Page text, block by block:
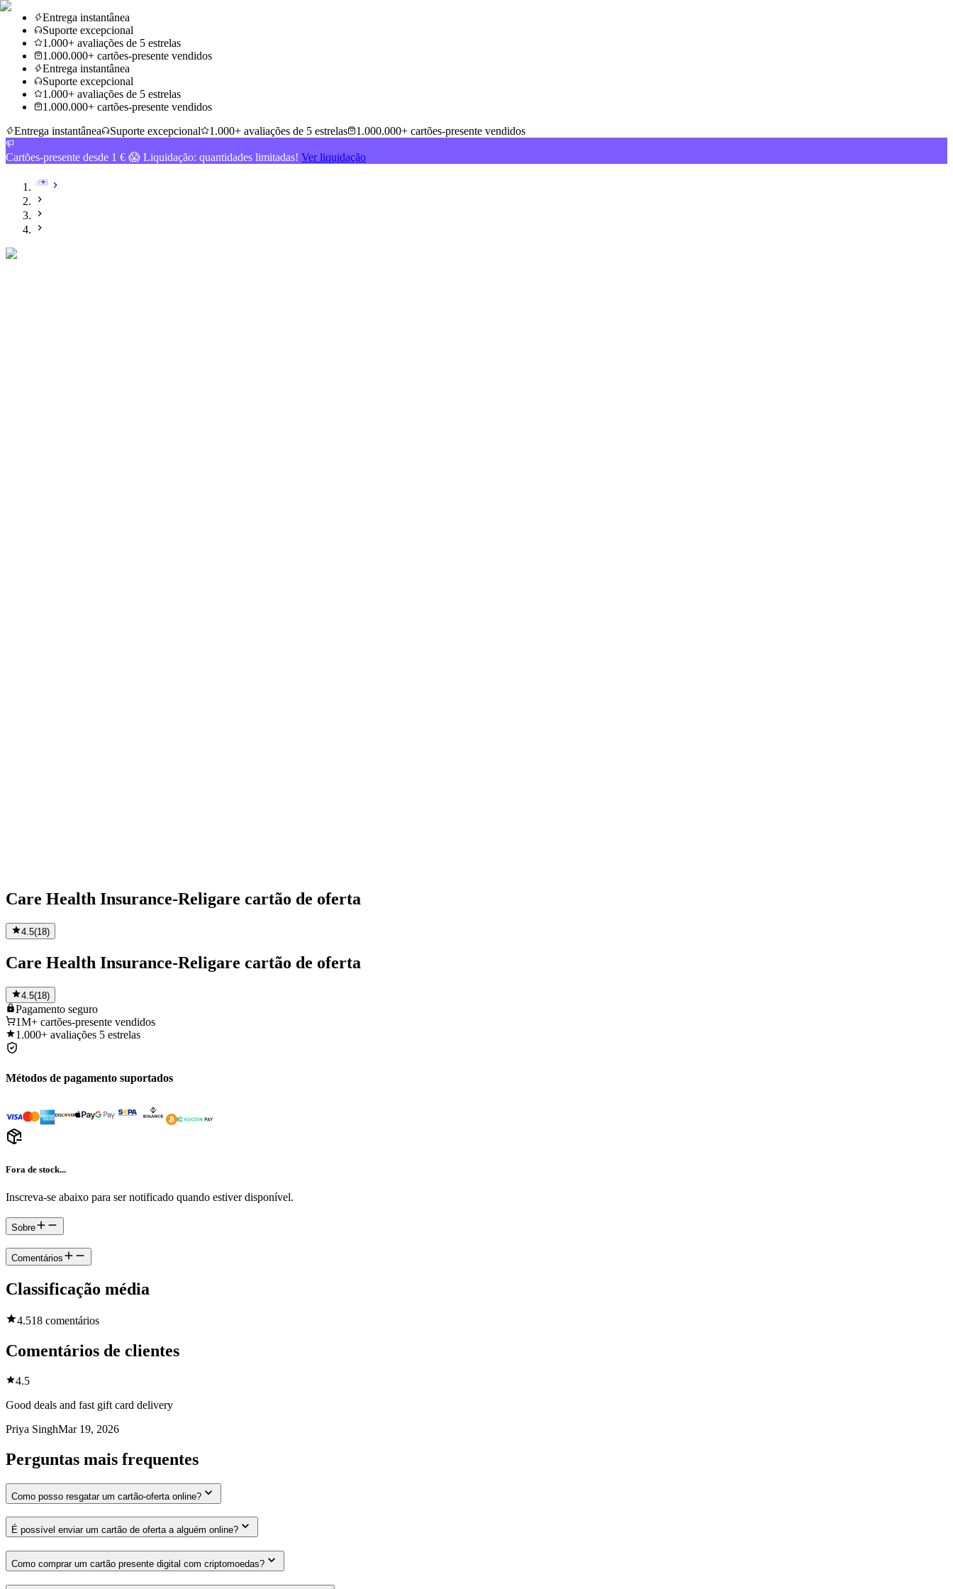
Entrega instantânea
Suporte excepcional
1.000+ avaliações de 5 estrelas
1.000.000+ cartões-presente vendidos
Entrega instantânea
Suporte excepcional
1.000+ avaliações de 5 estrelas
1.000.000+ cartões-presente vendidos
Entrega instantânea
Suporte excepcional 1.000+ avaliações de 5 estrelas 1.000.000+ cartões-presente vendidos
Cartões-presente desde 1 € 😱 Liquidação: quantidades limitadas! Ver liquidação
Care Health Insurance-Religare cartão de oferta
4.5(18)
Care Health Insurance-Religare cartão de oferta
4.5(18)
Pagamento seguro
1M+ cartões-presente vendidos
1.000+ avaliações 5 estrelas
Métodos de pagamento suportados
Fora de stock...
Inscreva-se abaixo para ser notificado quando estiver disponível.
Sobre
Comentários
Classificação média
4.518 comentários
Comentários de clientes
4.5
Good deals and fast gift card delivery
Priya SinghMar 19, 2026
Perguntas mais frequentes
Como posso resgatar um cartão-oferta online?
É possível enviar um cartão de oferta a alguém online?
Como comprar um cartão presente digital com criptomoedas?